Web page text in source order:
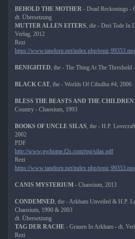
BEHOLD THE MOTHER - Dead Reckonings -
dt. Übersetzung
MUTTER ALLEN EITERS , die - Drei Tode In
Verlag, 2012
Rezi
https://www.tanelorn.net/index.php/
BENIGHTED , the - The Thing At The Threshold
BLACK CAT, the - Worlds Of Cthulhu #4, 2006
BLESS THE BEASTS AND THE CHILDREN
Country - Chaosium, 1993
BOOKS OF UNCLE SILAS , the - H.P.
2002
PDF
http://www.gwhome.f2s.com/rpg/silas.pdf
Rezi
https://www.tanelorn.net/index.php/
CANIS MYSTERIUM- Chaosium, 2013
CONDEMNED , the - Arkham Unveiled & H.P.
Chaosium, 1990 & 2003
dt. Übersetzung
TAG DER RACHE- Grauen In Arkham - dt.
Rezi